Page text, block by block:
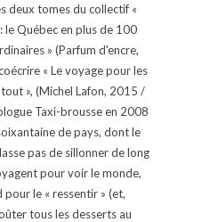
deux tomes du collectif «
le Québec en plus de 100
» (Parfum d'encre,
« Le voyage pour les
», (Michel Lafon, 2015 /
Taxi-brousse en 2008
de pays, dont le
pas de sillonner de long
pour voir le monde,
pour le « ressentir » (et,
tous les desserts au